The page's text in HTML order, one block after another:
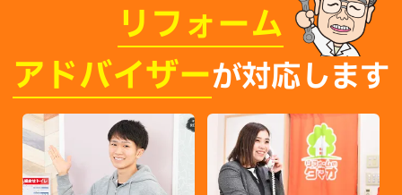
リフォーム
アドバイザーが対応します